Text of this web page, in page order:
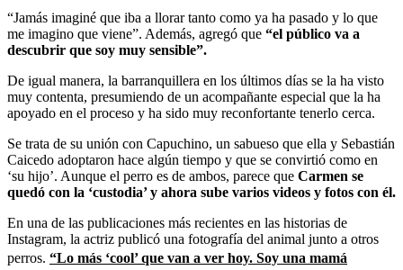
“Jamás imaginé que iba a llorar tanto como ya ha pasado y lo que
me imagino que viene”. Además, agregó que “el público va a
descubrir que soy muy sensible”.
De igual manera, la barranquillera en los últimos días se la ha visto
muy contenta, presumiendo de un acompañante especial que la ha
apoyado en el proceso y ha sido muy reconfortante tenerlo cerca.
Se trata de su unión con Capuchino, un sabueso que ella y Sebastián
Caicedo adoptaron hace algún tiempo y que se convirtió como en
‘su hijo’. Aunque el perro es de ambos, parece que Carmen se
quedó con la ‘custodia’ y ahora sube varios videos y fotos con él.
En una de las publicaciones más recientes en las historias de
Instagram, la actriz publicó una fotografía del animal junto a otros
perros. “Lo más ‘cool’que van a ver hoy. Soy una mamá